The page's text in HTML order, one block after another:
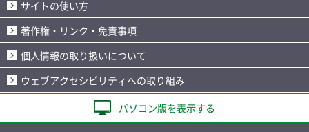
サイトの使い方
著作権・リンク・免責事項
個人情報の取り扱いについて
ウェブアクセシビリティへの取り組み
パソコン版を表示する